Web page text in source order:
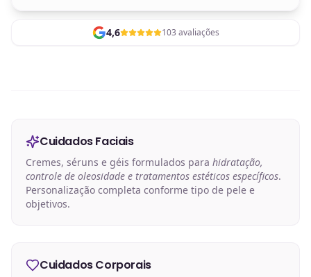
4,6 103 avaliações
Cuidados Faciais
Cremes, séruns e géis formulados para hidratação,
controle de oleosidade e tratamentos estéticos específicos.
Personalização completa conforme tipo de pele e
objetivos.
Cuidados Corporais